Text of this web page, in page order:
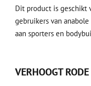
Dit product is geschikt
gebruikers van
aan sporters en
VERHOOGT